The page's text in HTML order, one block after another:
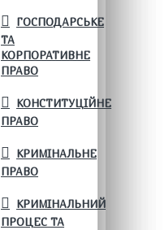
ГОСПОДАРСЬКЕ
ТА
КОРПОРАТИВНЕ
ПРАВО
КОНСТИТУЦІЙНЕ
ПРАВО
КРИМІНАЛЬНЕ
ПРАВО
КРИМІНАЛЬНИЙ
ПРОЦЕС ТА